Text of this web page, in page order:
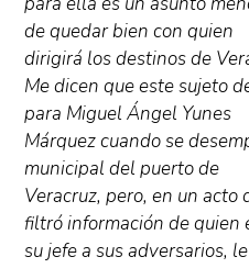
de quedar bien con quien
dirigirá los destinos de
Me dicen que este sujeto
para Miguel Ángel Yunes
Márquez cuando se
municipal del puerto de
Veracruz, pero, en un
filtró información de quien
su jefe a sus adversarios,